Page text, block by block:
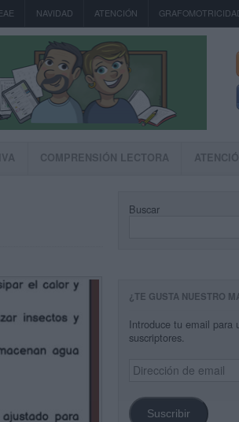
NAVIDAD ATENCIÓN
COMPRENSIÓN LECTORA
Buscar
¿TE GUSTA NUESTRO
Introduce tu email para
suscriptores.
Dirección
de
Suscribir